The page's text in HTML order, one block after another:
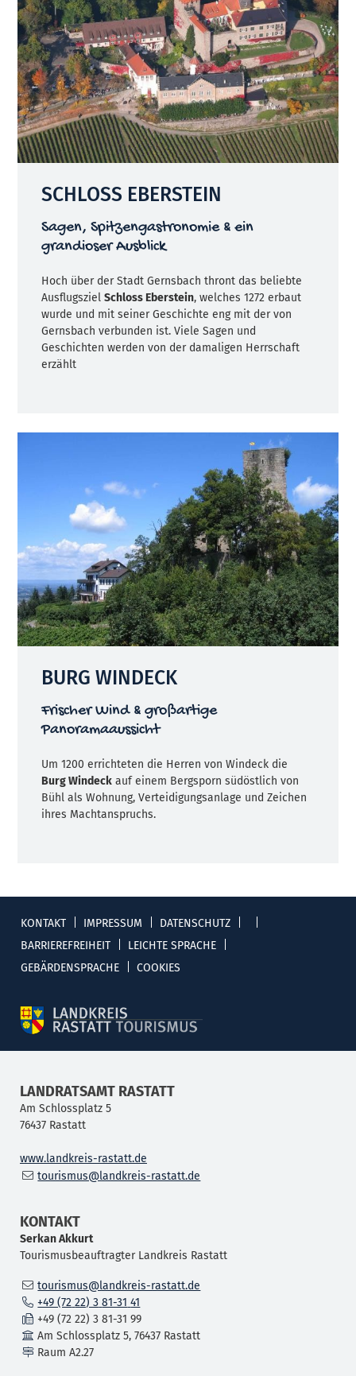
SCHLOSS EBERSTEIN
Sagen, Spitzengastronomie & ein
grandioser Ausblick
Hoch über der Stadt Gernsbach thront das beliebte
Ausflugsziel Schloss Eberstein, welches 1272 erbaut
wurde und mit seiner Geschichte eng mit der von
Gernsbach verbunden ist. Viele Sagen und
Geschichten werden von der damaligen Herrschaft
erzählt
BURG WINDECK
Frischer Wind & großartige
Panoramaaussicht
Um 1200 errichteten die Herren von Windeck die
Burg Windeck auf einem Bergsporn südöstlich von
Bühl als Wohnung, Verteidigungsanlage und Zeichen
ihres Machtanspruchs.
KONTAKT IMPRESSUM
DATENSCHUTZ
BARRIEREFREIHEIT
LEICHTE SPRACHE
GEBÄRDENSPRACHE
COOKIES
LANDRATSAMT RASTATT
Am Schlossplatz 5
76437 Rastatt
www.landkreis-rastatt.de
tourismus@landkreis-rastatt.de
KONTAKT
SerkanAkkurt
Tourismusbeauftragter Landkreis Rastatt
tourismus@landkreis-rastatt.de
+49 (72 22) 3 81-31 41
+49 (72 22) 3 81-31 99
Am Schlossplatz 5, 76437 Rastatt
Raum A2.27